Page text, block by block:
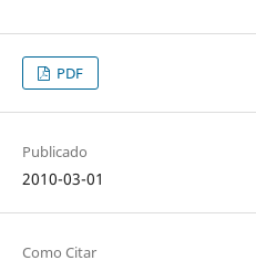
PDF
Publicado
2010-03-01
Como Citar